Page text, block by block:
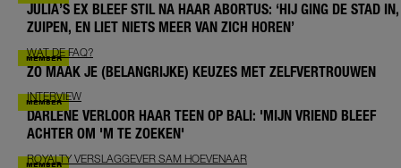
JULIA’S EX BLEEF STIL NA HAAR ABORTUS: ‘HIJ GING DE STAD IN,
ZUIPEN, EN LIET NIETS MEER VAN ZICH HOREN’
WAT DE FAQ?
ZO MAAK JE (BELANGRIJKE) KEUZES MET ZELFVERTROUWEN
INTERVIEW
DARLENE VERLOOR HAAR TEEN OP BALI: 'MIJN VRIEND BLEEF
ACHTER OM 'M TE ZOEKEN'
ROYALTY VERSLAGGEVER SAM HOEVENAAR